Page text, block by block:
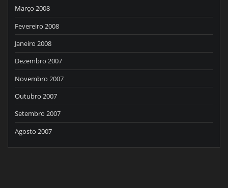
Março 2008
Fevereiro 2008
Janeiro 2008
Dezembro 2007
Novembro 2007
Outubro 2007
Setembro 2007
Agosto 2007